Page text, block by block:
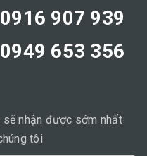
0916 907 939
0949 653 356
sẽ nhận được sớm nhất
tôi